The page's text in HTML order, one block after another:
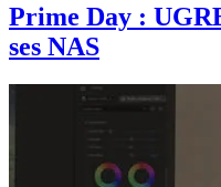
Prime Day :
ses NAS